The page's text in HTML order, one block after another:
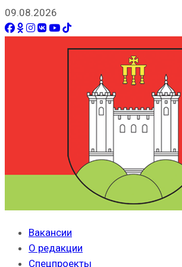
09.08.2026
Вакансии
О редакции
Спецпроекты